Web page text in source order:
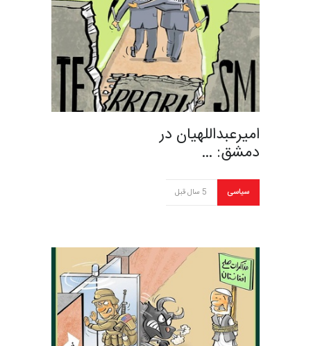
امیرعبداللهیان در
دمشق: …
سیاسی 5 سال قبل